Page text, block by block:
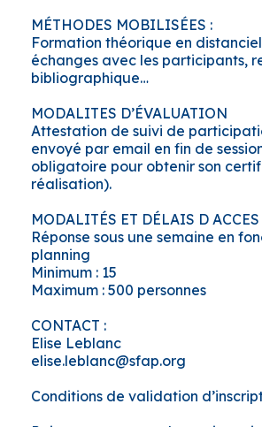
MÉTHODES MOBILISÉES :
Formation théorique en
échanges avec les participants,
bibliographique…
MODALITES D’ÉVALUATION
Attestation de suivi de
envoyé par email en fin de
obligatoire pour obtenir son
réalisation).
MODALITÉS ET DÉLAIS D ACCES
Réponse sous une semaine en
planning
Minimum : 15
Maximum : 500 personnes
CONTACT :
Elise Leblanc
elise.leblanc@sfap.org
Conditions de validation